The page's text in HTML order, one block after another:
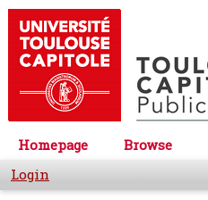
Homepage Browse
Login